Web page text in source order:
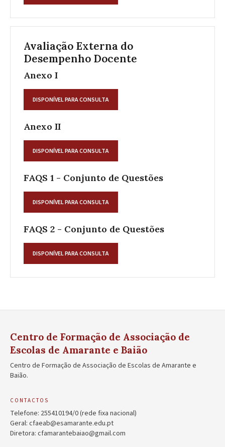
Avaliação Externa do
Desempenho Docente
Anexo I
DISPONÍVEL PARA CONSULTA
Anexo II
DISPONÍVEL PARA CONSULTA
FAQS 1 - Conjunto de Questões
DISPONÍVEL PARA CONSULTA
FAQS 2 - Conjunto de Questões
DISPONÍVEL PARA CONSULTA
Centro de Formação de Associação de
Escolas de Amarante e Baião
Centro de Formação de Associação de Escolas de Amarante e
Baião.
CONTACTOS
Telefone: 255410194/0(rede fixa nacional)
Geral: cfaeab@esamarante.edu.pt
Diretora: cfamarantebaiao@gmail.com